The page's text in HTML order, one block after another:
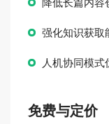
强化知识获取
人机协同模
免费与定价